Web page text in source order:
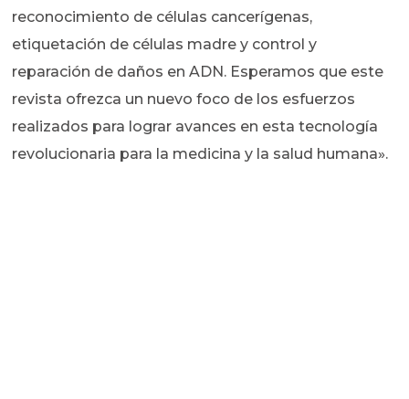
reconocimiento de células cancerígenas,
etiquetación de células madre y control y
reparación de daños en ADN. Esperamos que este
revista ofrezca un nuevo foco de los esfuerzos
realizados para lograr avances en esta tecnología
revolucionaria para la medicina y la salud humana».